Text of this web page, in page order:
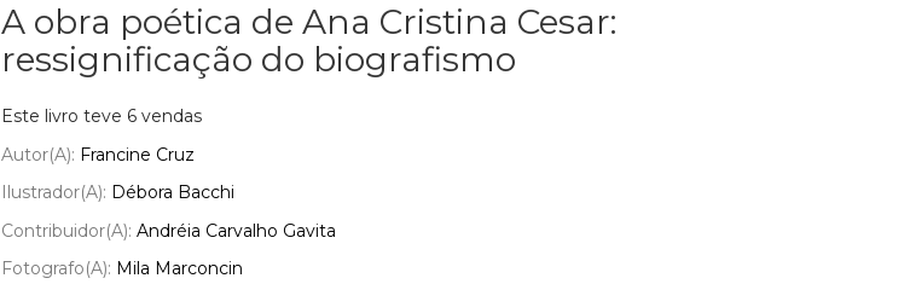
A obra poética de Ana Cristina Cesar:
ressignificação do biografismo
Este livro teve 6 vendas
Autor(a): Francine Cruz
Ilustrador(a): Débora Bacchi
Contribuidor(a): Andréia Carvalho Gavita
Fotografo(a): Mila Marconcin